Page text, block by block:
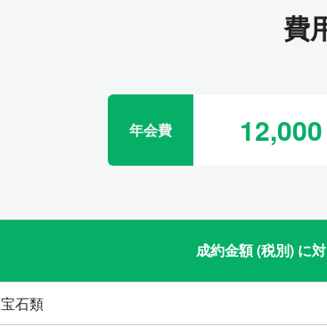
費
年会費 12,000
成約金額 (税別) に
宝石類